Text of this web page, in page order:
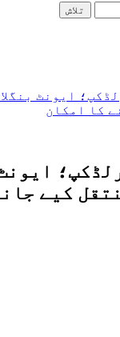
ٹی20 ورلڈکپ؛ ایونٹ
کا امکان
ٹی20 ورلڈکپ؛
کیے